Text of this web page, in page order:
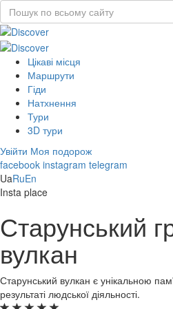
Цікаві місця
Маршрути
Гіди
Натхнення
Тури
3D тури
Увійти Моя подорож
facebook instagram telegram
UaRuEn
Insta place
Старунський
вулкан
Старунський вулкан є унікальною
результаті людської діяльності.